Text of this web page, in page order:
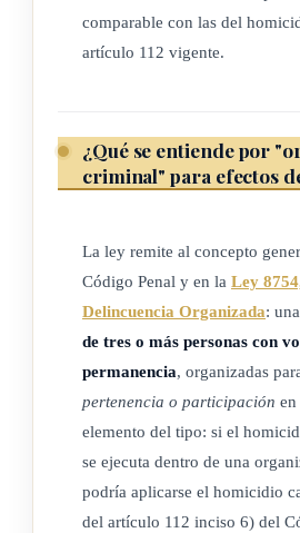
comparable con las del
artículo 112 vigente.
¿Qué se entiende por
criminal" para efectos
La ley remite al concepto
Código Penal y en la Ley
Delincuencia Organizada: una
de tres o más personas con
permanencia, organizadas
pertenencia o participación
elemento del tipo: si el
se ejecuta dentro de una
podría aplicarse el homicidio
del artículo 112 inciso 6) del